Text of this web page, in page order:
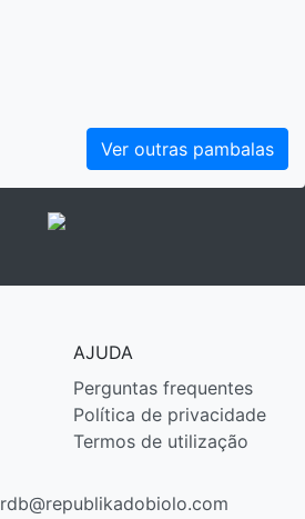
Ver outras pambalas
AJUDA
Perguntas frequentes
Política de privacidade
Termos de utilização
rdb@republikadobiolo.com